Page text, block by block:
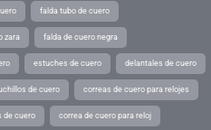
falda tubo de cuero
zara falda de cuero negra
estuches de cuero delantales de cuero
de cuero correas de cuero para relojes
de cuero correa de cuero para reloj